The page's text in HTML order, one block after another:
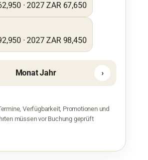
· 2027 ZAR 67,650
· 2027 ZAR 98,450
Monat Jahr ›
Verfügbarkeit, Promotionen und
müssen vor Buchung geprüft